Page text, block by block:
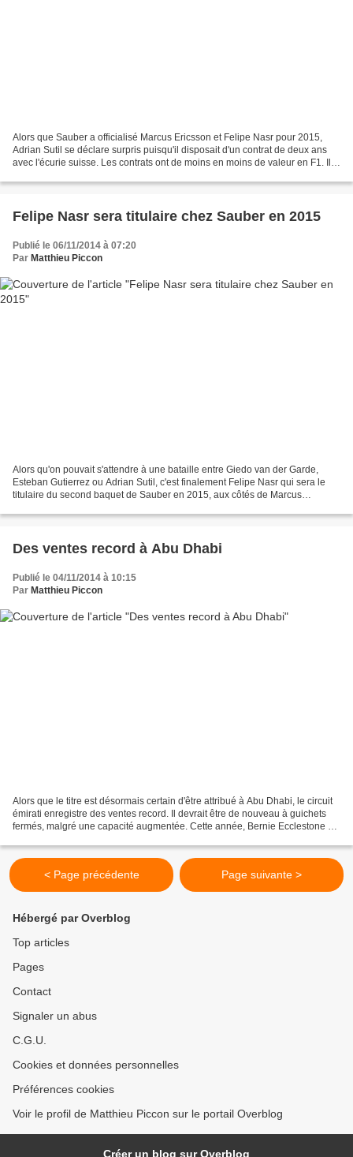
Alors que Sauber a officialisé Marcus Ericsson et Felipe Nasr pour 2015,
Adrian Sutil se déclare surpris puisqu'il disposait d'un contrat de deux ans
avec l'écurie suisse. Les contrats ont de moins en moins de valeur en F1. Ils
Felipe Nasr sera titulaire chez Sauber en 2015
Publié le 06/11/2014 à 07:20
Par Matthieu Piccon
Alors qu'on pouvait s'attendre à une bataille entre Giedo van der Garde,
Esteban Gutierrez ou Adrian Sutil, c'est finalement Felipe Nasr qui sera le
titulaire du second baquet de Sauber en 2015, aux côtés de Marcus
Des ventes record à Abu Dhabi
Publié le 04/11/2014 à 10:15
Par Matthieu Piccon
Alors que le titre est désormais certain d'être attribué à Abu Dhabi, le circuit
émirati enregistre des ventes record. Il devrait être de nouveau à guichets
fermés, malgré une capacité augmentée. Cette année, Bernie Ecclestone a
< Page précédente Page suivante >
Hébergé par Overblog
Top articles
Pages
Contact
Signaler un abus
C.G.U.
Cookies et données personnelles
Préférences cookies
Voir le profil de Matthieu Piccon sur le portail Overblog
Créer un blog sur Overblog